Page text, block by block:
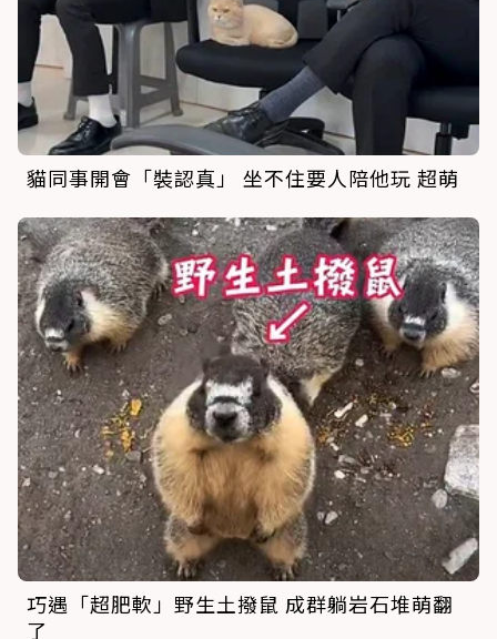
貓同事開會「裝認真」 坐不住要人陪他玩 超萌
巧遇「超肥軟」野生土撥鼠 成群躺岩石堆萌翻
了